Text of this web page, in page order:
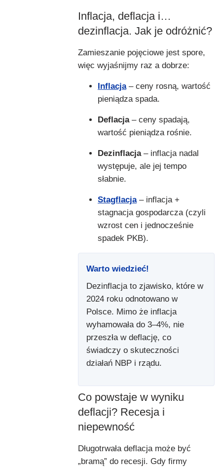
Inflacja, deflacja i…
dezinflacja. Jak je odróżnić?
Zamieszanie pojęciowe jest spore,
więc wyjaśnijmy raz a dobrze:
Inflacja– ceny rosną, wartość
pieniądza spada.
Deflacja– ceny spadają,
wartość pieniądza rośnie.
Dezinflacja– inflacja nadal
występuje, ale jej tempo
słabnie.
Stagflacja– inflacja +
stagnacja gospodarcza (czyli
wzrost cen i jednocześnie
spadek PKB).
Warto wiedzieć!
Dezinflacja to zjawisko, które w
2024 roku odnotowano w
Polsce. Mimo że inflacja
wyhamowała do 3–4%, nie
przeszła w deflację, co
świadczy o skuteczności
działań NBP i rządu.
Co powstaje w wyniku
deflacji? Recesja i
niepewność
Długotrwała deflacja może być
„bramą” do recesji. Gdy firmy